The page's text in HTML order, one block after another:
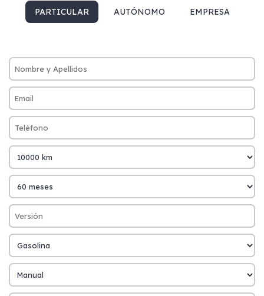
PARTICULAR AUTÓNOMO EMPRESA